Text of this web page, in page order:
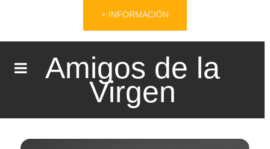
+ INFORMACIÓN
Amigos de la
Virgen